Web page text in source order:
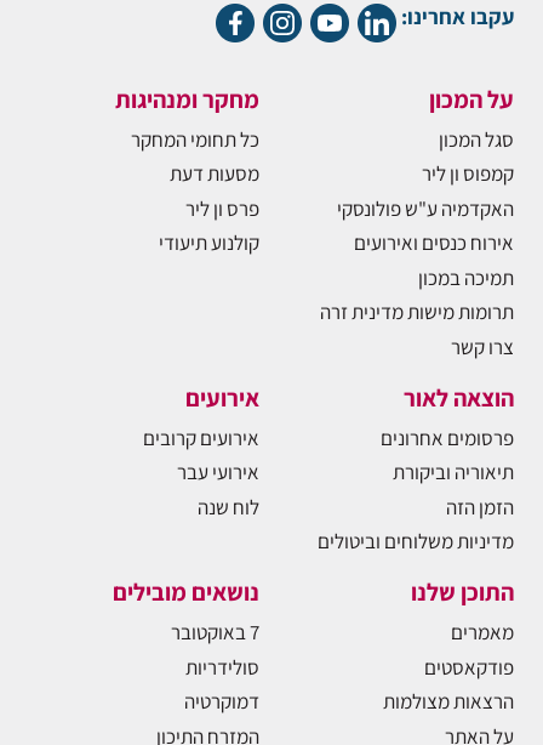
עקבו אחרינו:
על המכון
סגל המכון
קמפוס ון ליר
האקדמיה ע"ש פולונסקי
אירוח כנסים ואירועים
תמיכה במכון
תרומות מישות מדינית זרה
צרו קשר
מחקר ומנהיגות
כל תחומי המחקר
מסעות דעת
פרס ון ליר
קולנוע תיעודי
הוצאה לאור
פרסומים אחרונים
תיאוריה וביקורת
הזמן הזה
מדיניות משלוחים וביטולים
אירועים
אירועים קרובים
אירועי עבר
לוח שנה
התוכן שלנו
מאמרים
פודקאסטים
הרצאות מצולמות
על האתר
נושאים מובילים
7 באוקטובר
סולידריות
דמוקרטיה
המזרח התיכון